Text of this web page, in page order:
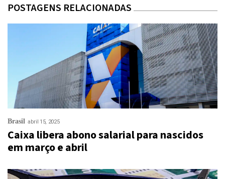
POSTAGENS RELACIONADAS
Brasil abril 15, 2025
Caixa libera abono salarial para nascidos
em março e abril